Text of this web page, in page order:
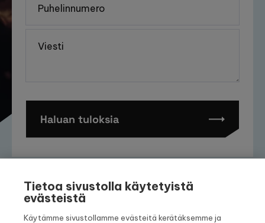
Haluan tuloksia
Tietoa sivustolla käytetyistä
evästeistä
Käytämme sivustollamme evästeitä kerätäksemme ja